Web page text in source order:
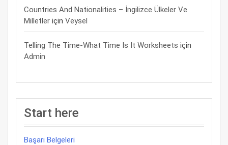
Countries And Nationalities – İngilizce Ülkeler Ve
Milletler için Veysel
Telling The Time-What Time Is It Worksheets için
Admin
Start here
Başarı Belgeleri